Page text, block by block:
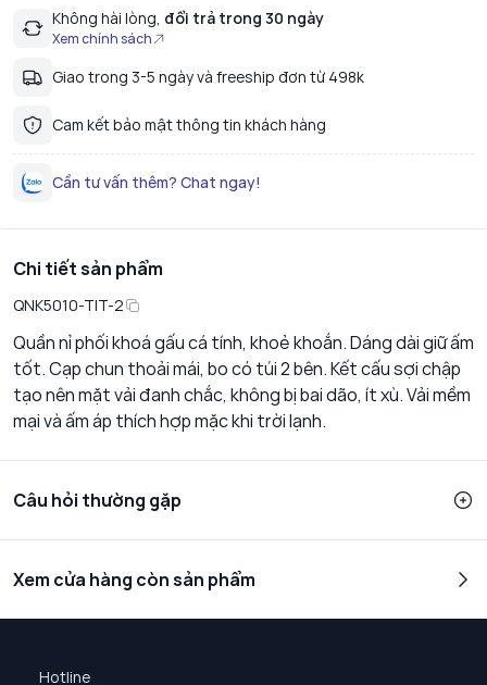
Không hài lòng, đổi trả trong 30 ngày
Xem chính sách
Giao trong 3-5 ngày và freeship đơn từ 498k
Cam kết bảo mật thông tin khách hàng
Cần tư vấn thêm? Chat ngay!
Chi tiết sản phẩm
QNK5010-TIT-2
Quần nỉ phối khoá gấu cá tính, khoẻ khoắn. Dáng dài giữ ấm
tốt. Cạp chun thoải mái, bo có túi 2 bên. Kết cấu sợi chập
tạo nên mặt vải đanh chắc, không bị bai dão, ít xù. Vải mềm
mại và ấm áp thích hợp mặc khi trời lạnh.
Câu hỏi thường gặp
Xem cửa hàng còn sản phẩm
Hotline